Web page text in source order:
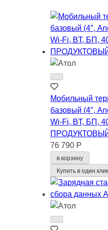
Мобильный
базовый (4″,
Wi-Fi, BT, БП,
76 790 Р
в корзину
Купить в один клик